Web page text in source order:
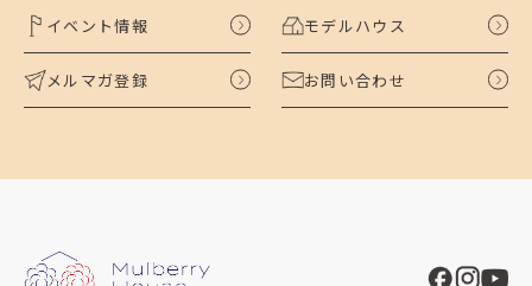
イベント情報 モデルハウス
メルマガ登録 お問い合わせ